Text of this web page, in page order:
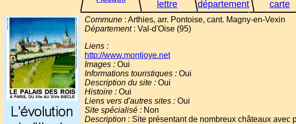
lettre
département
carte
Commune : Arthies, arr. Pontoise, cant. Magny-en-Vexin
Département: Val-d'Oise (95)
Liens :
http://www.montjoye.net
Images : Oui
Informations touristiques : Oui
Description du site : Oui
Histoire : Oui
Liens vers d'autres sites : Oui
Site spécialisé : Non
Description : Site présentant de nombreux châteaux avec